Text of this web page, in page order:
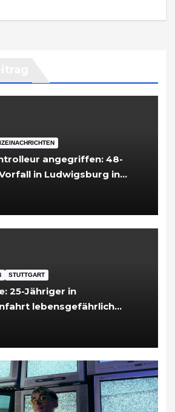
angegriffen: 48-
in Ludwigsburg in
STUTTGART
25-Jähriger in
lebensgefährlich